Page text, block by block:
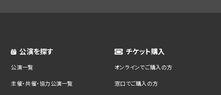
公演を探す
公演一覧
主催・共催・協力公演一覧
チケット購入
オンラインでご購入の方
窓口でご購入の方